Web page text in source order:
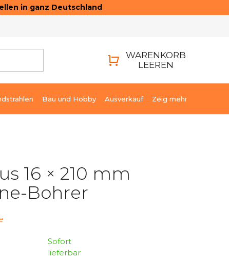
in ganz Deutschland
WARENKORB
LEEREN
Bau und Hobby Ausverkauf Zeig mehr
16 × 210 mm
Bohrer
Sofort
lieferbar